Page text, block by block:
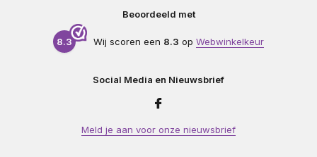
Beoordeeld met
8.3 Wij scoren een 8.3 op Webwinkelkeur
Social Media en Nieuwsbrief
Meld je aan voor onze nieuwsbrief